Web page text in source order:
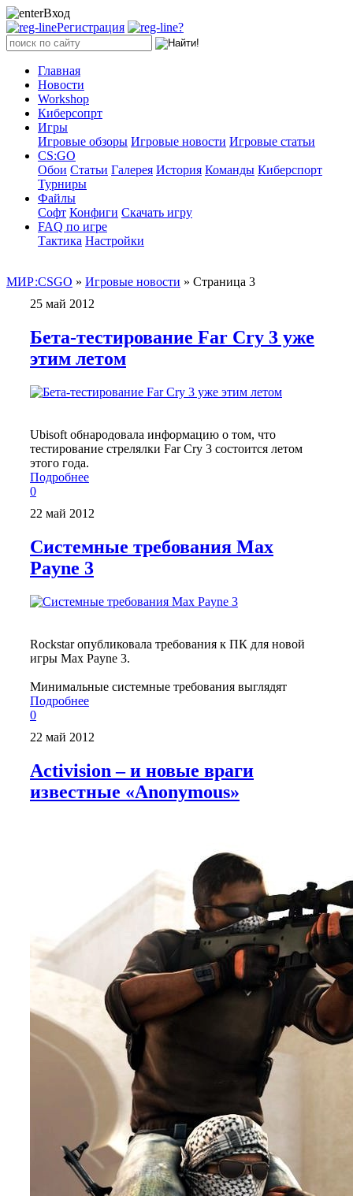
Вход
Регистрация
?
Главная
Новости
Workshop
Киберсопрт
Игры
Игровые обзоры Игровые новости Игровые статьи
CS:GO
Обои Статьи Галерея История Команды Киберспорт
Турниры
Файлы
Софт Конфиги Скачать игру
FAQ по игре
Тактика Настройки
МИР:CSGO » Игровые новости » Страница 3
25 май 2012
Бета-тестирование Far Cry 3 уже
этим летом
Ubisoft обнародовала информацию о том, что
тестирование стрелялки Far Cry 3 состоится летом
этого года.
Подробнее
0
22 май 2012
Системные требования Max
Payne 3
Rockstar опубликовала требования к ПК для новой
игры Max Payne 3.
Минимальные системные требования выглядят
Подробнее
0
22 май 2012
Activision – и новые враги
известные «Anonymous»